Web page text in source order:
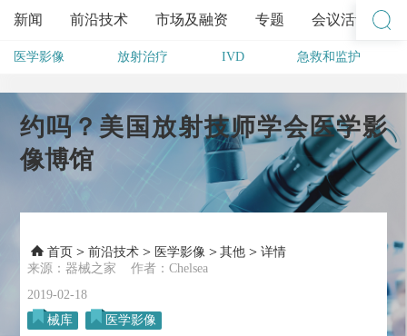
新闻 前沿技术 市场及融资 专题 会议活动
医学影像 放射治疗 IVD 急救和监护
约吗？美国放射技师学会医学影
像博馆
首页 > 前沿技术 > 医学影像 > 其他 > 详情
来源：器械之家 作者：Chelsea
2019-02-18
械库
医学影像